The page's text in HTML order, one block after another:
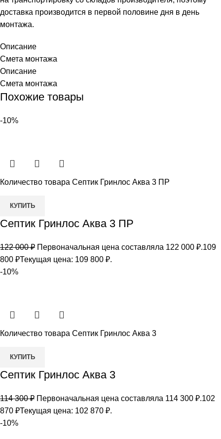
доставка производится в первой половине дня в день
монтажа.
Описание
Смета монтажа
Описание
Смета монтажа
Похожие товары
-10%
Количество товара Септик Гринлос Аква 3 ПР
КУПИТЬ
Септик Гринлос Аква 3 ПР
122 000₽ Первоначальная цена составляла 122 000 ₽.109
800 ₽Текущая цена: 109 800 ₽.
-10%
Количество товара Септик Гринлос Аква 3
КУПИТЬ
Септик Гринлос Аква 3
114 300₽ Первоначальная цена составляла 114 300 ₽.102
870 ₽Текущая цена: 102 870 ₽.
-10%